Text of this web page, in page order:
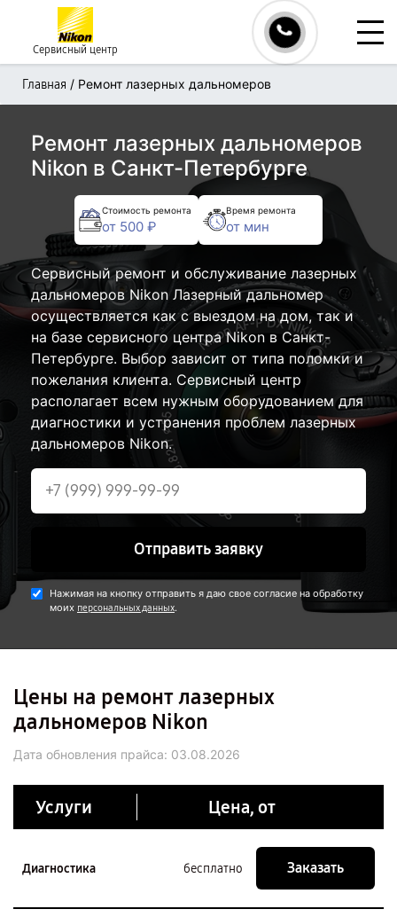
Сервисный центр
Главная / Ремонт лазерных дальномеров
Ремонт лазерных дальномеров
Nikon в Санкт-Петербурге
Стоимость ремонта
от 500 ₽
Время ремонта
от мин
Сервисный ремонт и обслуживание лазерных
дальномеров Nikon Лазерный дальномер
осуществляется как с выездом на дом, так и
на базе сервисного центра Nikon в Санкт-
Петербурге. Выбор зависит от типа поломки и
пожелания клиента. Сервисный центр
располагает всем нужным оборудованием для
диагностики и устранения проблем лазерных
дальномеров Nikon.
Отправить заявку
Нажимая на кнопку отправить я даю свое согласие на обработку
моих персональных данных.
Цены на ремонт лазерных
дальномеров Nikon
Дата обновления прайса: 03.08.2026
Услуги Цена, от
Диагностика бесплатно Заказать